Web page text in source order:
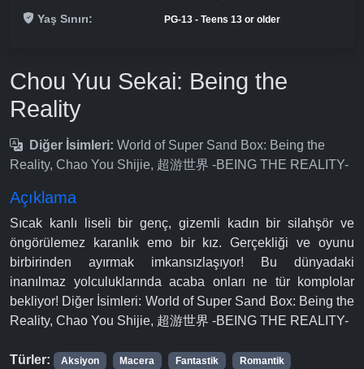
Yaş Sınırı: PG-13 - Teens 13 or older
Chou Yuu Sekai: Being the
Reality
Diğer İsimleri: World of Super Sand Box: Being the
Reality, Chao You Shijie, 超游世界 -BEING THE REALITY-
Açıklama
Sıcak kanlı liseli bir genç, gizemli kadın bir silahşör ve
öngörülemez karanlık emo bir kız. Gerçekliği ve oyunu
birbirinden ayırmak imkansızlaşıyor! Bu dünyadaki
inanılmaz yolculuklarında acaba onları ne tür komplolar
bekliyor! Diğer İsimleri: World of Super Sand Box: Being the
Reality, Chao You Shijie, 超游世界 -BEING THE REALITY-
Türler: Aksiyon Macera Fantastik
Romantik